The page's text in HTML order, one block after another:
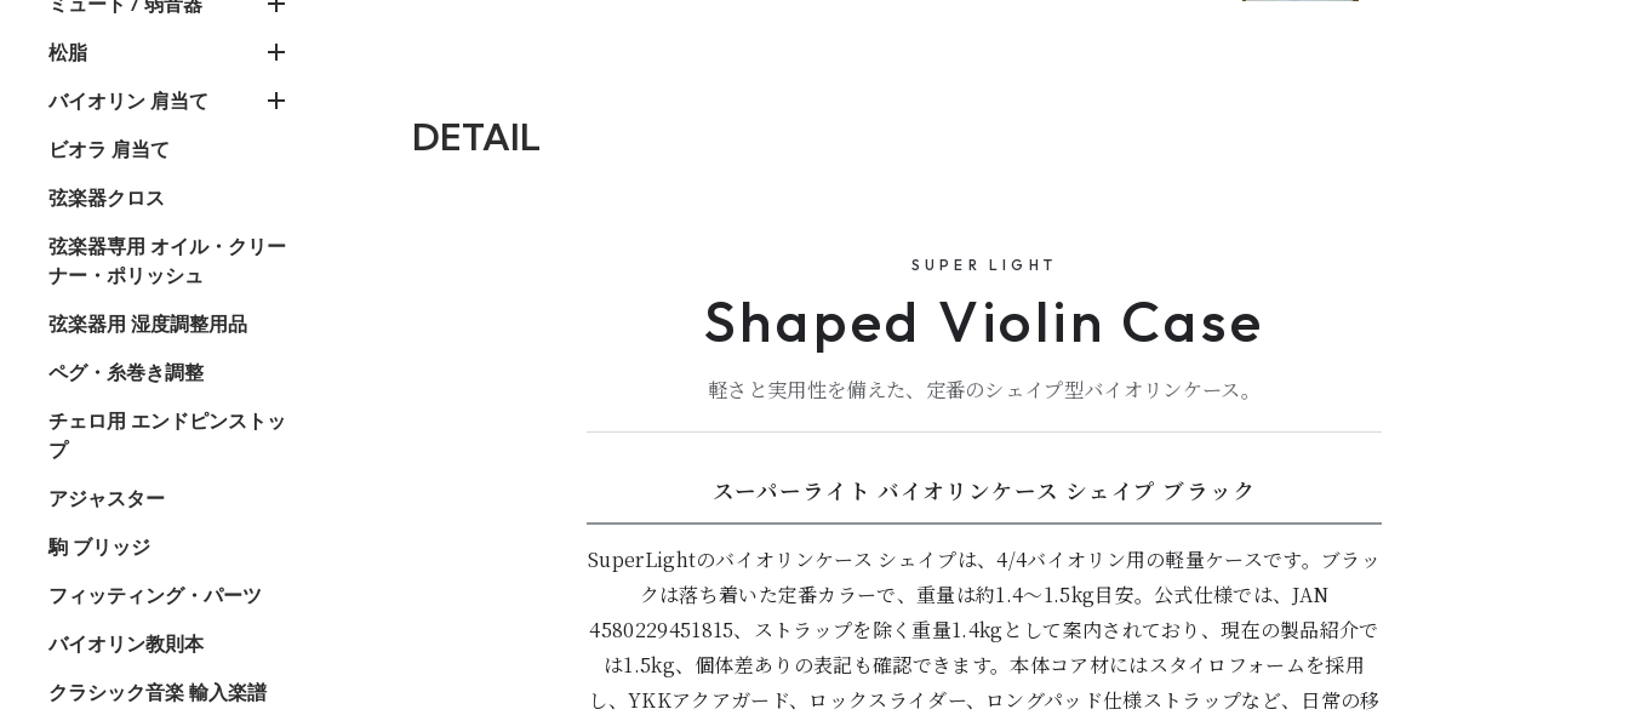
松脂
バイオリン 肩当て
ビオラ 肩当て
弦楽器クロス
弦楽器専用 オイル・クリー
ナー・ポリッシュ
弦楽器用 湿度調整用品
ペグ・糸巻き調整
チェロ用 エンドピンストッ
プ
アジャスター
駒 ブリッジ
フィッティング・パーツ
バイオリン教則本
クラシック音楽 輸入楽譜
DETAIL
SUPER LIGHT
Shaped Violin Case
軽さと実用性を備えた、定番のシェイプ型バイオリンケース。
スーパーライト バイオリンケース シェイプ ブラック
SuperLightのバイオリンケース シェイプは、4/4バイオリン用の軽量ケースです。ブラッ
クは落ち着いた定番カラーで、重量は約1.4〜1.5kg目安。公式仕様では、JAN
4580229451815、ストラップを除く重量1.4kgとして案内されており、現在の製品紹介で
は1.5kg、個体差ありの表記も確認できます。本体コア材にはスタイロフォームを採用
し、YKKアクアガード、ロックスライダー、ロングパッド仕様ストラップなど、日常の移